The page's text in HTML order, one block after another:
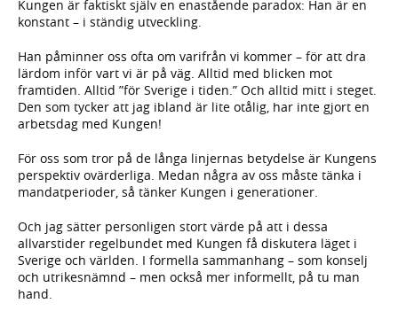
Kungen är faktiskt själv en enastående paradox: Han är en
konstant – i ständig utveckling.
Han påminner oss ofta om varifrån vi kommer – för att dra
lärdom inför vart vi är på väg. Alltid med blicken mot
framtiden. Alltid ”för Sverige i tiden.” Och alltid mitt i steget.
Den som tycker att jag ibland är lite otålig, har inte gjort en
arbetsdag med Kungen!
För oss som tror på de långa linjernas betydelse är Kungens
perspektiv ovärderliga. Medan några av oss måste tänka i
mandatperioder, så tänker Kungen i generationer.
Och jag sätter personligen stort värde på att i dessa
allvarstider regelbundet med Kungen få diskutera läget i
Sverige och världen. I formella sammanhang – som konselj
och utrikesnämnd – men också mer informellt, på tu man
hand.